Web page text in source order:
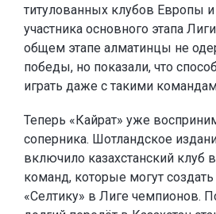
титулованных клубов Европы и
участника основного этапа
общем этапе алматинцы не
победы, но показали, что
играть даже с такими
Теперь «Кайрат» уже
соперника. Шотландское
включило казахстанский клуб
команд, которые могут
«Селтику» в Лиге чемпионов.